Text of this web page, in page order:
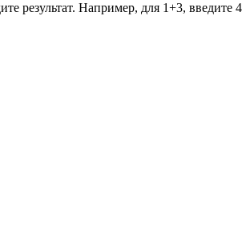
результат. Например, для 1+3, введите